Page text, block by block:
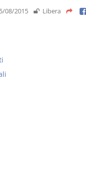
08/2015 Libera